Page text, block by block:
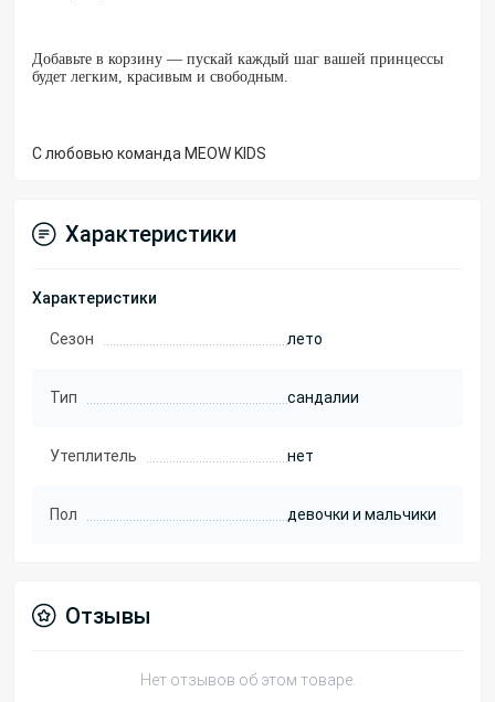
Добавьте в корзину — пускай каждый шаг вашей принцессы
будет легким, красивым и свободным.
С любовью команда MEOW KIDS
Характеристики
Характеристики
Сезон лето
Тип сандалии
Утеплитель нет
Пол девочки и мальчики
Отзывы
Нет отзывов об этом товаре.